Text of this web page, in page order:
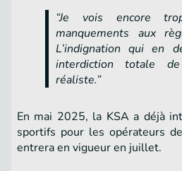
“Je vois encore
manquements aux
L’indignation qui en
interdiction totale
réaliste.”
En mai 2025, la KSA a déjà
sportifs pour les opérateurs
entrera en vigueur en juillet.